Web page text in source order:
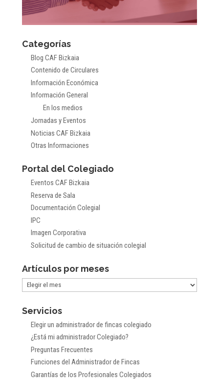
Categorías
Blog CAF Bizkaia
Contenido de Circulares
Información Económica
Información General
En los medios
Jornadas y Eventos
Noticias CAF Bizkaia
Otras Informaciones
Portal del Colegiado
Eventos CAF Bizkaia
Reserva de Sala
Documentación Colegial
IPC
Imagen Corporativa
Solicitud de cambio de situación colegial
Artículos por meses
Artículos
meses
Servicios
Elegir un administrador de fincas colegiado
¿Está mi administrador Colegiado?
Preguntas Frecuentes
Funciones del Administrador de Fincas
Garantías de los Profesionales Colegiados